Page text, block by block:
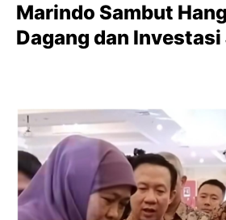
Marindo Sambut
Dagang dan